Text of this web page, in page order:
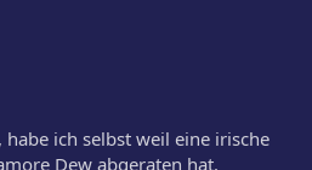
ich selbst weil eine irische
Dew abgeraten hat.